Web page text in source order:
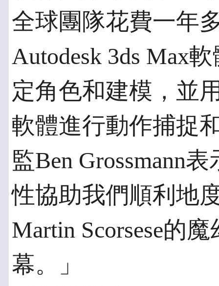
全球團隊花費一年
Autodesk 3ds Max
定角色和建模，並
軟體進行動作捕捉
監Ben Grossmann
性協助我們順利地
Martin Scorsese的
幕。」